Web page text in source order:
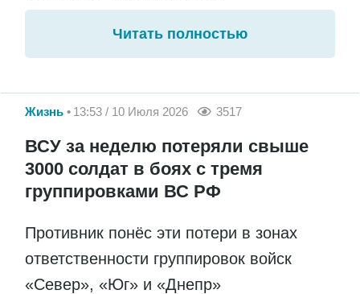
Читать полностью
Жизнь 13:53 / 10 Июля 2026 3517
ВСУ за неделю потеряли свыше
3000 солдат в боях с тремя
группировками ВС РФ
Противник понёс эти потери в зонах
ответственности группировок войск
«Север», «Юг» и «Днепр»